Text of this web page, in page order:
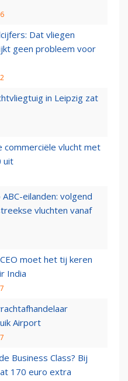
Dat vliegen
geen probleem voor
in Leipzig zat
vlucht met
uit
eilanden: volgend
vluchten vanaf
moet het tij keren
India
Airport
Business Class? Bij
170 euro extra